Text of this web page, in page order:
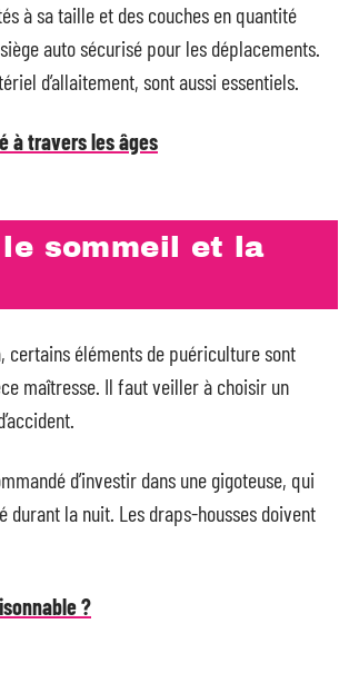
à sa taille et des couches en quantité
auto sécurisé pour les déplacements.
d’allaitement, sont aussi essentiels.
à travers les âges
sommeil et la
certains éléments de puériculture sont
maîtresse. Il faut veiller à choisir un
d’investir dans une gigoteuse, qui
la nuit. Les draps-housses doivent
?